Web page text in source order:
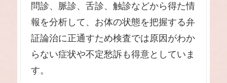
問診、脈診、舌診、触診などから得た情
報を分析して、お体の状態を把握する弁
証論治に正通すため検査では原因がわか
らない症状や不定愁訴も得意としていま
す。